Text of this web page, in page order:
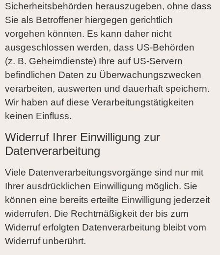
Sicherheitsbehörden herauszugeben, ohne dass
Sie als Betroffener hiergegen gerichtlich
vorgehen könnten. Es kann daher nicht
ausgeschlossen werden, dass US-Behörden
(z. B. Geheimdienste) Ihre auf US-Servern
befindlichen Daten zu Überwachungszwecken
verarbeiten, auswerten und dauerhaft speichern.
Wir haben auf diese Verarbeitungstätigkeiten
keinen Einfluss.
Widerruf Ihrer Einwilligung zur
Datenverarbeitung
Viele Datenverarbeitungsvorgänge sind nur mit
Ihrer ausdrücklichen Einwilligung möglich. Sie
können eine bereits erteilte Einwilligung jederzeit
widerrufen. Die Rechtmäßigkeit der bis zum
Widerruf erfolgten Datenverarbeitung bleibt vom
Widerruf unberührt.